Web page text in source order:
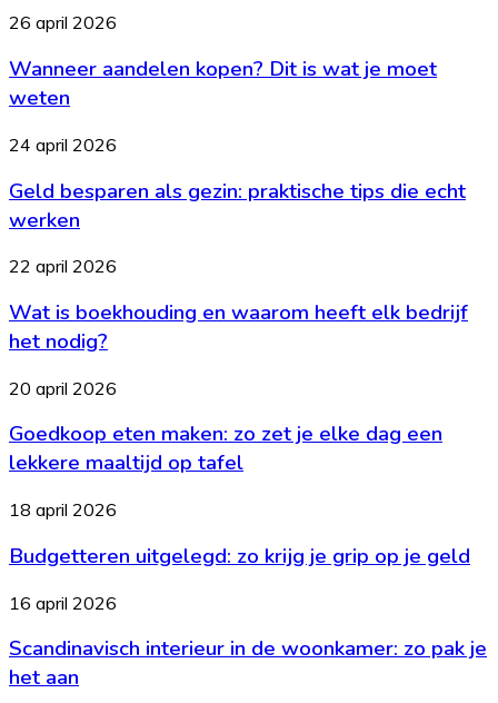
auto
onderhoud
nodig?
Wanneer
kopen?
is
je
weten
26 april 2026
Wanneer aandelen kopen? Dit is wat je moet
weten
Geld
als
gezin:
praktische
die
werken
24 april 2026
Geld besparen als gezin: praktische tips die echt
werken
Wat
boekhouding
en
waarom
elk
bedrijf
het
nodig?
22 april 2026
Wat is boekhouding en waarom heeft elk bedrijf
het nodig?
Goedkoop
maken:
zo
zet
elke
een
maaltijd
tafel
20 april 2026
Goedkoop eten maken: zo zet je elke dag een
lekkere maaltijd op tafel
Budgetteren
zo
je
op
je
geld
18 april 2026
Budgetteren uitgelegd: zo krijg je grip op je geld
Scandinavisch
in
de
woonkamer:
16 april 2026
Scandinavisch interieur in de woonkamer: zo pak je
het aan